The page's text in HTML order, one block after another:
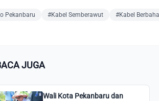
Pekanbaru #Kabel Semberawut #Kabel
JUGA
Wali Kota Pekanbaru dan